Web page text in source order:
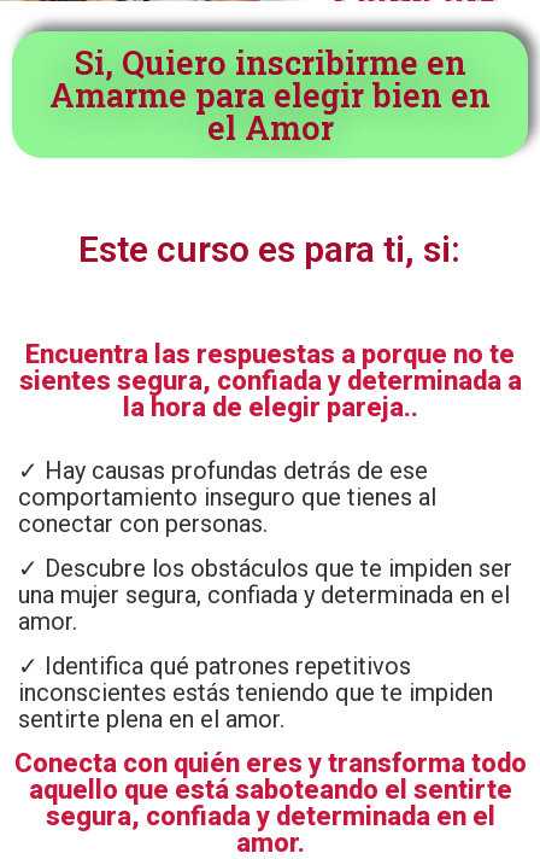
Si, Quiero inscribirme en
Amarme para elegir bien en
el Amor
Este curso es para ti, si:
Encuentra las respuestas a porque no te
sientes segura, confiada y determinada a
la hora de elegir pareja..
✓ Hay causas profundas detrás de ese
comportamiento inseguro que tienes al
conectar con personas.
✓ Descubre los obstáculos que te impiden ser
una mujer segura, confiada y determinada en el
amor.
✓ Identifica qué patrones repetitivos
inconscientes estás teniendo que te impiden
sentirte plena en el amor.
Conecta con quién eres y transforma todo
aquello que está saboteando el sentirte
segura, confiada y determinada en el
amor.